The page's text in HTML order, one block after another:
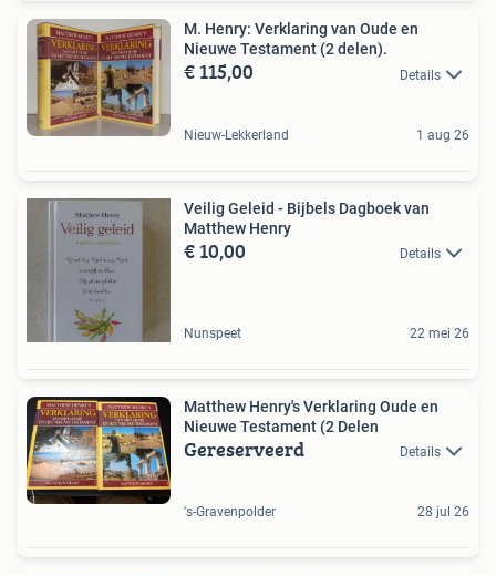
M. Henry: Verklaring van Oude en
Nieuwe Testament (2 delen).
€ 115,00 Details
Nieuw-Lekkerland 1 aug 26
Veilig Geleid - Bijbels Dagboek van
Matthew Henry
€ 10,00 Details
Nunspeet 22 mei 26
Matthew Henry's Verklaring Oude en
Nieuwe Testament (2 Delen
Gereserveerd Details
's-Gravenpolder 28 jul 26